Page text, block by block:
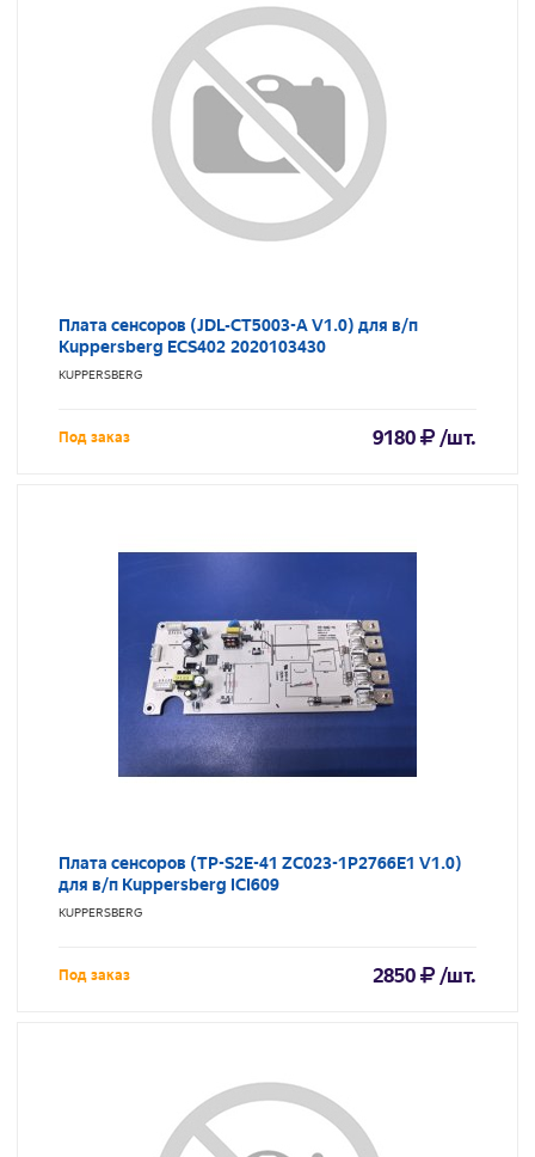
Плата сенсоров (JDL-СT5003-A V1.0) для в/п
Kuppersberg ECS402 2020103430
KUPPERSBERG
Под заказ 9180 /шт.
Плата сенсоров (TP-S2E-41 ZC023-1P2766E1 V1.0)
для в/п Kuppersberg ICI609
KUPPERSBERG
Под заказ 2850 /шт.